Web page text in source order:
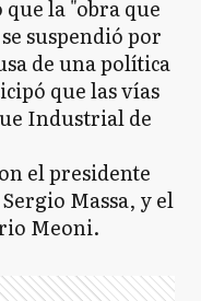
la "obra que
suspendió por
de una política
que las vías
Industrial de
el presidente
Massa, y el
Meoni.